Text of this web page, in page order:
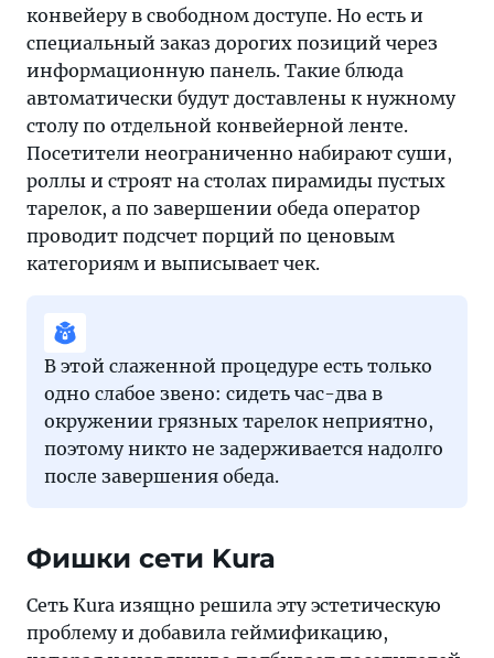
конвейеру в свободном доступе. Но есть и
специальный заказ дорогих позиций через
информационную панель. Такие блюда
автоматически будут доставлены к нужному
столу по отдельной конвейерной ленте.
Посетители неограниченно набирают суши,
роллы и строят на столах пирамиды пустых
тарелок, а по завершении обеда оператор
проводит подсчет порций по ценовым
категориям и выписывает чек.
В этой слаженной процедуре есть только
одно слабое звено: сидеть час-два в
окружении грязных тарелок неприятно,
поэтому никто не задерживается надолго
после завершения обеда.
Фишки сети Kura
Сеть Kura изящно решила эту эстетическую
проблему и добавила геймификацию,